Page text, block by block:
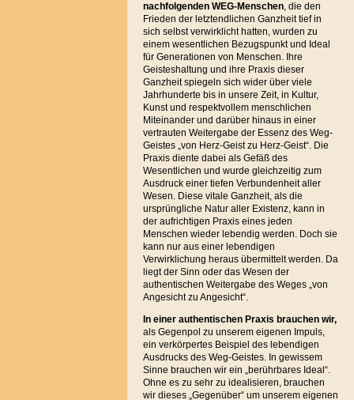
nachfolgenden WEG-Menschen, die den
Frieden der letztendlichen Ganzheit tief in
sich selbst verwirklicht hatten, wurden zu
einem wesentlichen Bezugspunkt und Ideal
für Generationen von Menschen. Ihre
Geisteshaltung und ihre Praxis dieser
Ganzheit spiegeln sich wider über viele
Jahrhunderte bis in unsere Zeit, in Kultur,
Kunst und respektvollem menschlichen
Miteinander und darüber hinaus in einer
vertrauten Weitergabe der Essenz des Weg-
Geistes „von Herz-Geist zu Herz-Geist“. Die
Praxis diente dabei als Gefäß des
Wesentlichen und wurde gleichzeitig zum
Ausdruck einer tiefen Verbundenheit aller
Wesen. Diese vitale Ganzheit, als die
ursprüngliche Natur aller Existenz, kann in
der aufrichtigen Praxis eines jeden
Menschen wieder lebendig werden. Doch sie
kann nur aus einer lebendigen
Verwirklichung heraus übermittelt werden. Da
liegt der Sinn oder das Wesen der
authentischen Weitergabe des Weges „von
Angesicht zu Angesicht“.
In einer authentischen Praxis brauchen wir,
als Gegenpol zu unserem eigenen Impuls,
ein verkörpertes Beispiel des lebendigen
Ausdrucks des Weg-Geistes. In gewissem
Sinne brauchen wir ein „berührbares Ideal“.
Ohne es zu sehr zu idealisieren, brauchen
wir dieses „Gegenüber“ um unserem eigenen